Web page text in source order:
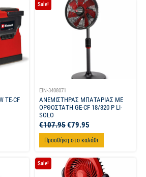
TE-CF
Sale!
EIN-3408071
ΑΝΕΜΙΣΤΗΡΑΣ ΜΠΑΤΑΡΙΑΣ ΜΕ
ΟΡΘΟΣΤΑΤΗ GE-CF 18/320 P LI-
SOLO
€107.95€79.95
Προσθήκη στο καλάθι
Sale!